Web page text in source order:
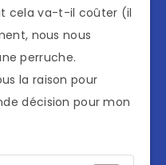
cela va-t-il coûter (il
nous nous
perruche.
la raison pour
décision pour mon